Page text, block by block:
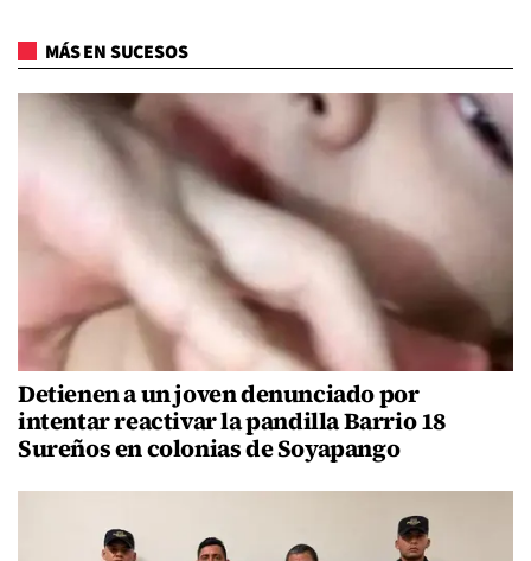
MÁS EN SUCESOS
Detienen a un joven denunciado por
intentar reactivar la pandilla Barrio 18
Sureños en colonias de Soyapango